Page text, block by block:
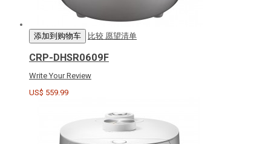
添加到购物车 比较 愿望清单
CRP-DHSR0609F
Write Your Review
US$ 559.99